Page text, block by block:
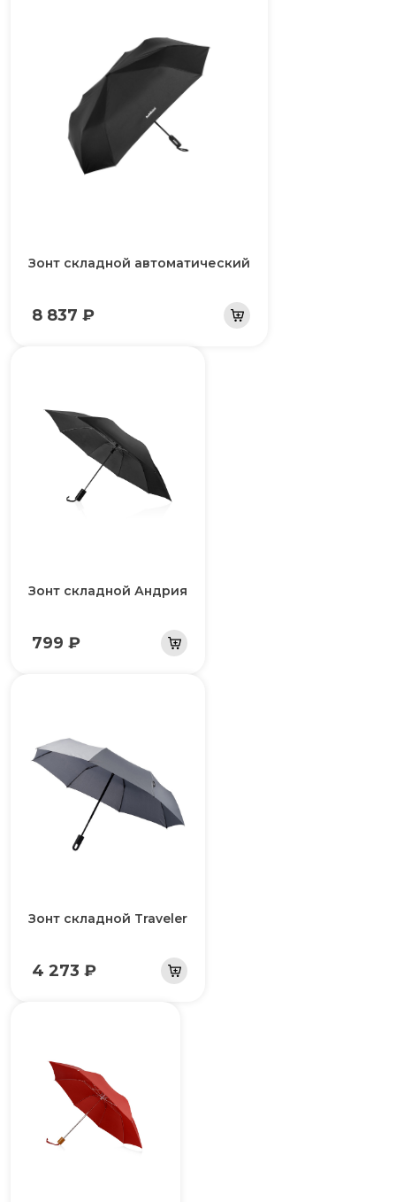
Зонт складной автоматический
8 837 ₽
Зонт складной Андрия
799 ₽
Зонт складной Traveler
4 273 ₽